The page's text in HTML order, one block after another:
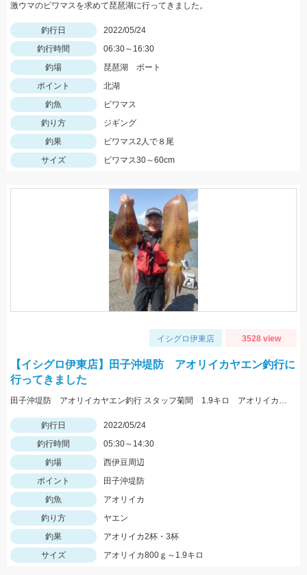
激ウマのビワマスを求めて琵琶湖に行ってきました。
釣行日
2022/05/24
釣行時間
06:30～16:30
釣場
琵琶湖 ボート
ポイント
北湖
釣魚
ビワマス
釣り方
ジギング
釣果
ビワマス2人で８尾
サイズ
ビワマス30～60cm
イシグロ伊東店 3528 view
【イシグロ伊東店】田子沖堤防 アオリイカヤエン釣行に
行ってきました
田子沖堤防 アオリイカヤエン釣行 スタッフ菊間 1.9キロ アオリイカ釣れました！ 渡船は万集丸さんにお願いしました。
釣行日
2022/05/24
釣行時間
05:30～14:30
釣場
西伊豆周辺
ポイント
田子沖堤防
釣魚
アオリイカ
釣り方
ヤエン
釣果
アオリイカ2杯・3杯
サイズ
アオリイカ800ｇ～1.9キロ